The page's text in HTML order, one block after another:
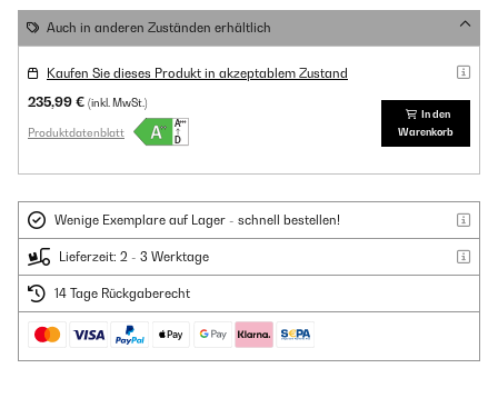
Auch in anderen Zuständen erhältlich
Kaufen Sie dieses Produkt in akzeptablem Zustand
235,99 € (inkl. MwSt.)
Produktdatenblatt
In den
Warenkorb
Wenige Exemplare auf Lager - schnell bestellen!
Lieferzeit: 2 - 3 Werktage
14 Tage Rückgaberecht